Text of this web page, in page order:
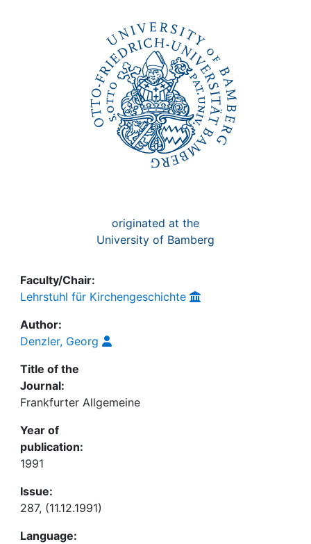
originated at the
University of Bamberg
Faculty/Chair:
Lehrstuhl für Kirchengeschichte
Author:
Denzler, Georg
Title of the
Journal:
Frankfurter Allgemeine
Year of
publication:
1991
Issue:
287, (11.12.1991)
Language: